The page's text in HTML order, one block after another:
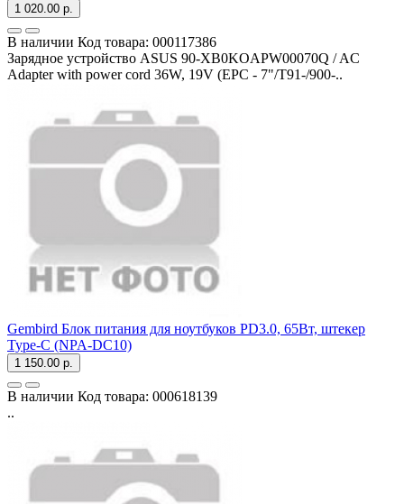
1 020.00 р.
В наличии Код товара: 000117386
Зарядное устройство ASUS 90-XB0KOAPW00070Q / AC
Adapter with power cord 36W, 19V (EPC - 7"/T91-/900-..
Gembird Блок питания для ноутбуков PD3.0, 65Вт, штекер
Type-C (NPA-DC10)
1 150.00 р.
В наличии Код товара: 000618139
..